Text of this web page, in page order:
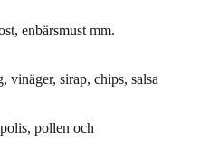
enbärsmust mm.
vinäger, sirap, chips, salsa
pollen och